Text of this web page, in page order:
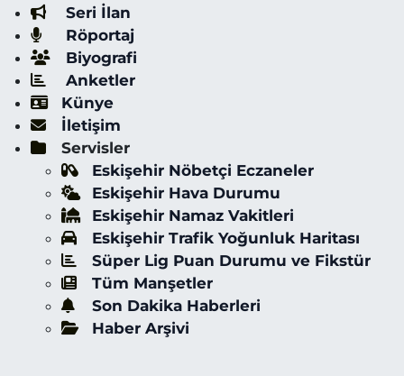
Seri İlan
Röportaj
Biyografi
Anketler
Künye
İletişim
Servisler
Eskişehir Nöbetçi Eczaneler
Eskişehir Hava Durumu
Eskişehir Namaz Vakitleri
Eskişehir Trafik Yoğunluk Haritası
Süper Lig Puan Durumu ve Fikstür
Tüm Manşetler
Son Dakika Haberleri
Haber Arşivi